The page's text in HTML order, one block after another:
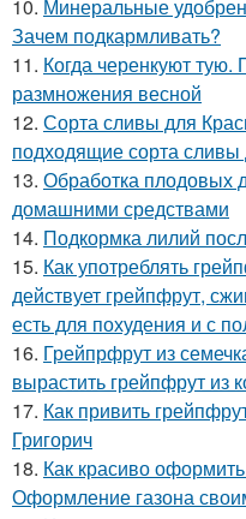
10. Минеральные
Зачем подкармливать?
11. Когда черенкуют тую.
размножения весной
12. Сорта сливы для
подходящие сорта
13. Обработка плодовых
домашними средствами
14. Подкормка лилий
15. Как употреблять
действует грейпфрут,
есть для похудения и с
16. Грейпрфрут из
вырастить грейпфрут из
17. Как привить
Григорич
18. Как красиво
Оформление газона